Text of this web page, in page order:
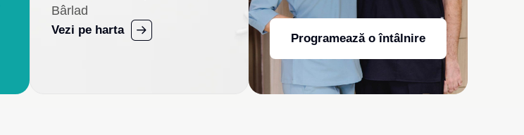
Bârlad
Vezi pe harta
Programează o întâlnire